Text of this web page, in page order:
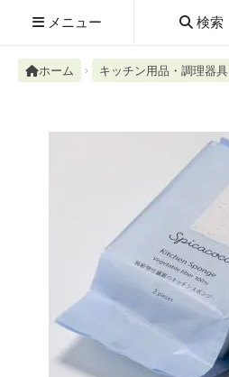
メニュー 検索
絮ユ⑳�������障����
レビューを読む
ホーム キッチン用品・調理器具